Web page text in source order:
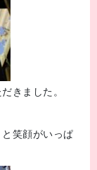
きました。
笑顔がいっぱ